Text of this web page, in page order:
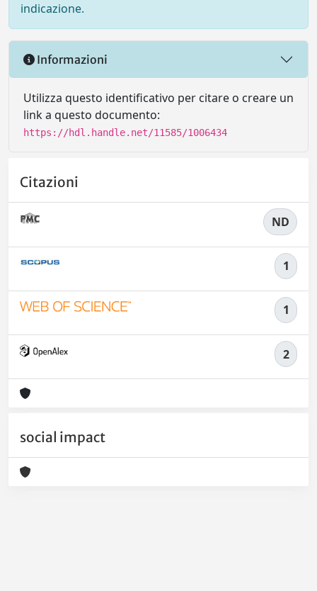
indicazione.
Informazioni
Utilizza questo identificativo per citare o creare un
link a questo documento:
https://hdl.handle.net/11585/1006434
Citazioni
ND
1
1
2
social impact